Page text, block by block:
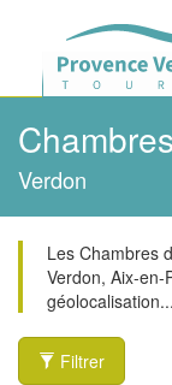
Verdon
Les Chambres
Verdon, Aix-en-
Filtrer